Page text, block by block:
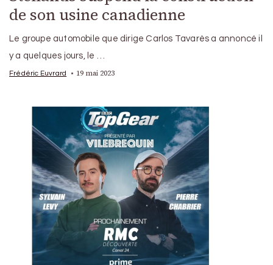
de son usine canadienne
Le groupe automobile que dirige Carlos Tavarès a annoncé il
y a quelques jours, le …
Frédéric Euvrard 19 mai 2023